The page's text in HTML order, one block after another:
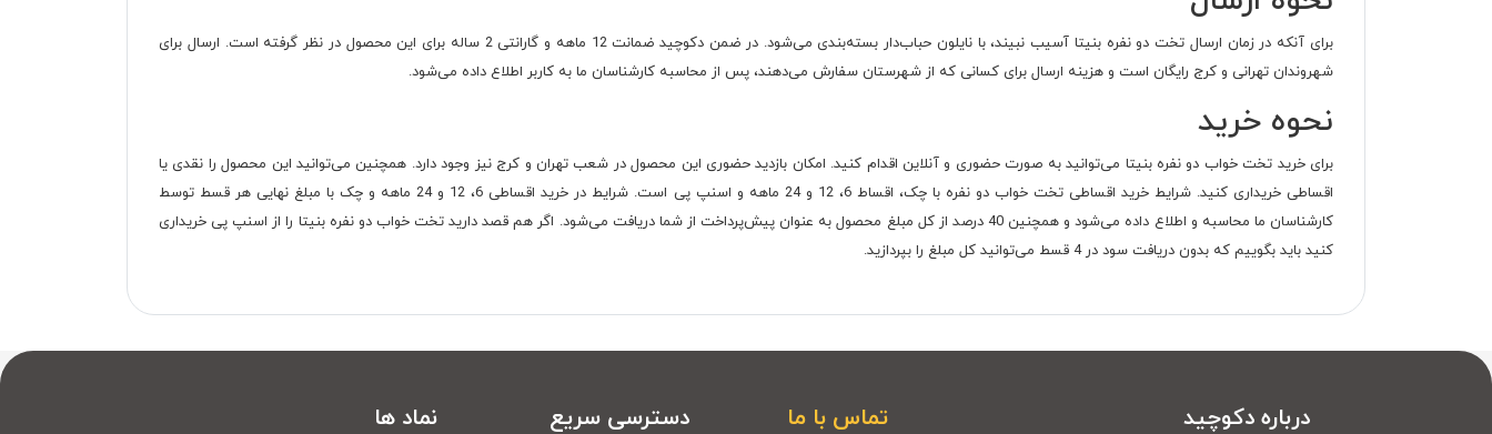
برای آنکه در زمان ارسال تخت دو نفره بنیتا آسیب نبیند، با نایلون حباب‌دار بسته‌بندی می‌شود. در ضمن دکوچید ضمانت 12 ماهه و گارانتی 2 ساله برای این محصول در نظر گرفته است. ارسال برای
شهروندان تهرانی و کرج رایگان است و هزینه ارسال برای کسانی که از شهرستان سفارش می‌دهند، پس از محاسبه کارشناسان ما به کاربر اطلاع داده می‌شود.
نحوه خرید
برای خرید تخت خواب دو نفره بنیتا می‌توانید به صورت حضوری و آنلاین اقدام کنید. امکان بازدید حضوری این محصول در شعب تهران و کرج نیز وجود دارد. همچنین می‌توانید این محصول را نقدی یا
اقساطی خریداری کنید. شرایط خرید اقساطی تخت خواب دو نفره با چک، اقساط 6، 12 و 24 ماهه و اسنپ پی است. شرایط در خرید اقساطی 6، 12 و 24 ماهه و چک با مبلغ نهایی هر قسط توسط
کارشناسان ما محاسبه و اطلاع داده می‌شود و همچنین 40 درصد از کل مبلغ محصول به عنوان پیش‌پرداخت از شما دریافت می‌شود. اگر هم قصد دارید تخت خواب دو نفره بنیتا را از اسنپ پی خریداری
کنید باید بگوییم که بدون دریافت سود در 4 قسط می‌توانید کل مبلغ را بپردازید.
درباره دکوچید تماس با ما دسترسی سریع نماد ها